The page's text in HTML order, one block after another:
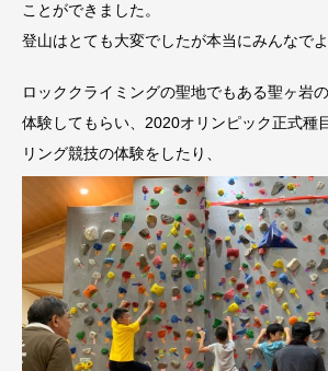
ことができました。
登山はとても大変でしたが本当にみんなで
ロッククライミングの聖地でもある聖ヶ岩
体験してもらい、2020オリンピック正式種
リング競技の体験をしたり、